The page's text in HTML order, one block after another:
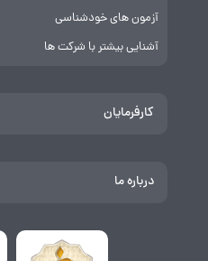
آزمون های خودشناسی
آشنایی بیشتر با شرکت ها
کارفرمایان
درباره ما